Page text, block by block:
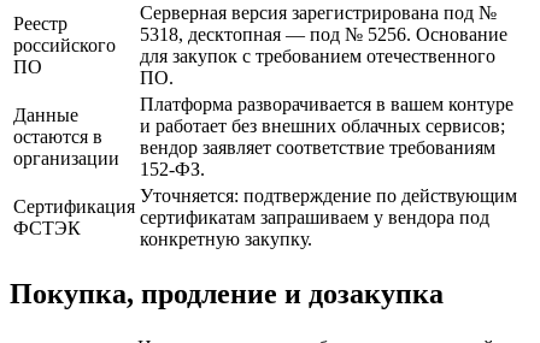
Реестр
российского
ПО
Серверная версия зарегистрирована под №
5318, десктопная — под № 5256. Основание
для закупок с требованием отечественного
ПО.
Данные
остаются в
организации
Платформа разворачивается в вашем контуре
и работает без внешних облачных сервисов;
вендор заявляет соответствие требованиям
152-ФЗ.
Сертификация
ФСТЭК
Уточняется: подтверждение по действующим
сертификатам запрашиваем у вендора под
конкретную закупку.
Покупка, продление и дозакупка